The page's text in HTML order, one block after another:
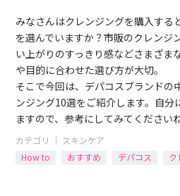
みなさんはクレンジングを購入する
を選んでいますか？市販のクレンジ
い上がりのすっきり感などさまざま
や目的に合わせた選び方が大切。
そこで今回は、デパコスブランドの
ンジング10選をご紹介します。自分
ますので、参考にしてみてくださいね
カテゴリ ｜ スキンケア
How to
おすすめ デパコス ク